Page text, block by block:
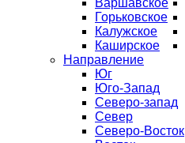
Варшавское
Горьковское
Калужское
Каширское
Направление
Юг
Юго-Запад
Северо-запад
Север
Северо-Восток